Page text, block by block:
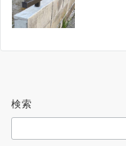
検索